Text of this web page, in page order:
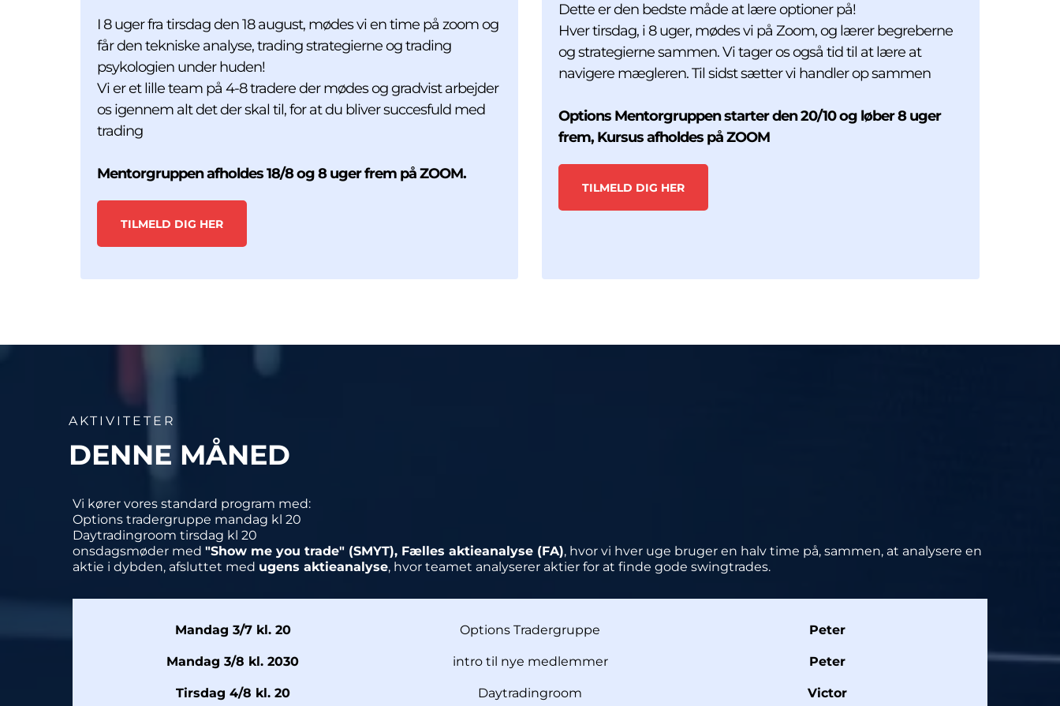
I 8 uger fra tirsdag den 18 august, mødes vi en time på zoom og
får den tekniske analyse, trading strategierne og trading
psykologien under huden!
Vi er et lille team på 4-8 tradere der mødes og gradvist arbejder
os igennem alt det der skal til, for at du bliver succesfuld med
trading
Mentorgruppen afholdes 18/8 og 8 uger frem på ZOOM.
TILMELD DIG HER
Dette er den bedste måde at lære optioner på!
Hver tirsdag, i 8 uger, mødes vi på Zoom, og lærer begreberne
og strategierne sammen. Vi tager os også tid til at lære at
navigere mægleren. Til sidst sætter vi handler op sammen
Options Mentorgruppen starter den 20/10 og løber 8 uger
frem, Kursus afholdes på ZOOM
TILMELD DIG HER
AKTIVITETER
DENNE MÅNED
Vi kører vores standard program med:
Options tradergruppe mandag kl 20
Daytradingroom tirsdag kl 20
onsdagsmøder med "Show me you trade" (SMYT), Fælles aktieanalyse (FA), hvor vi hver uge bruger en halv time på, sammen, at analysere en
aktie i dybden, afsluttet med ugens aktieanalyse, hvor teamet analyserer aktier for at finde gode swingtrades.
Mandag 3/7 kl. 20 Options Tradergruppe Peter
Mandag 3/8 kl. 2030 intro til nye medlemmer Peter
Tirsdag 4/8 kl. 20 Daytradingroom Victor